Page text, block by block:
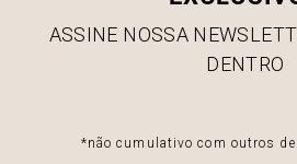
ASSINE NOSSA
DENTRO
*não cumulativo com outros